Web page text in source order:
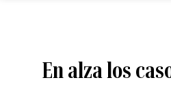
En alza los